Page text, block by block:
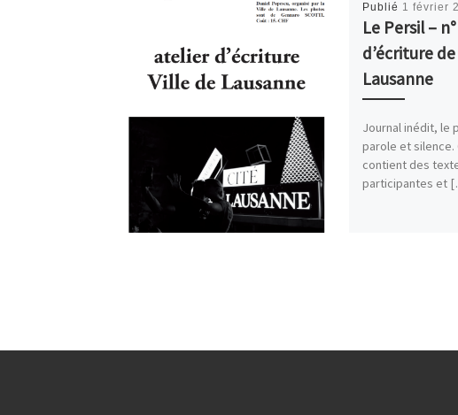
Publié 1 février
Le Persil –
d’écriture
Lausanne
Journal inédit, le
parole et silence.
contient des
participantes et